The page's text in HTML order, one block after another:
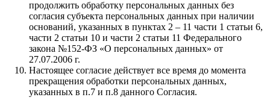
продолжить обработку персональных данных без
согласия субъекта персональных данных при наличии
оснований, указанных в пунктах 2 – 11 части 1 статьи 6,
части 2 статьи 10 и части 2 статьи 11 Федерального
закона №152-ФЗ «О персональных данных» от
27.07.2006 г.
Настоящее согласие действует все время до момента
прекращения обработки персональных данных,
указанных в п.7 и п.8 данного Согласия.